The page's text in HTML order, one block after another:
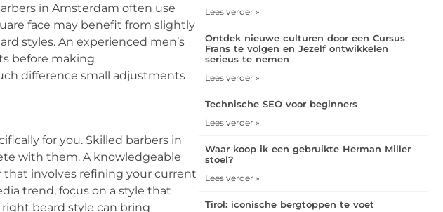
in Amsterdam often use
face may benefit from slightly
styles. An experienced men’s
before making
difference small adjustments
for you. Skilled barbers in
with them. A knowledgeable
that involves refining your current
trend, focus on a style that
beard style can bring
Lees verder »
Ontdek nieuwe culturen door een Cursus
Frans te volgen en Jezelf ontwikkelen
serieus te nemen
Lees verder »
Technische SEO voor beginners
Lees verder »
Waar koop ik een gebruikte Herman Miller
stoel?
Lees verder »
Tirol: iconische bergtoppen te voet